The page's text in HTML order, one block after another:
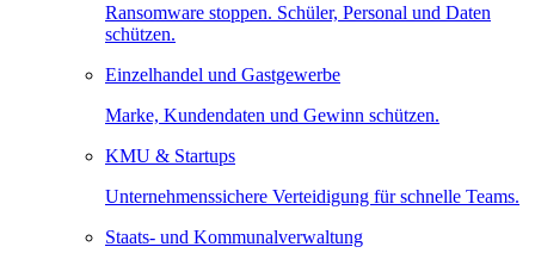
Ransomware stoppen. Schüler, Personal und Daten
schützen.
Einzelhandel und Gastgewerbe
Marke, Kundendaten und Gewinn schützen.
KMU & Startups
Unternehmenssichere Verteidigung für schnelle Teams.
Staats- und Kommunalverwaltung